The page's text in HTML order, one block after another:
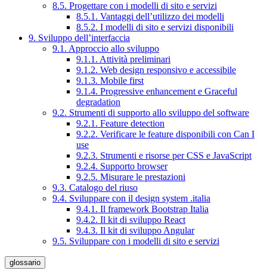
8.5. Progettare con i modelli di sito e servizi
8.5.1. Vantaggi dell’utilizzo dei modelli
8.5.2. I modelli di sito e servizi disponibili
9. Sviluppo dell’interfaccia
9.1. Approccio allo sviluppo
9.1.1. Attività preliminari
9.1.2. Web design responsivo e accessibile
9.1.3. Mobile first
9.1.4. Progressive enhancement e Graceful
degradation
9.2. Strumenti di supporto allo sviluppo del software
9.2.1. Feature detection
9.2.2. Verificare le feature disponibili con Can I
use
9.2.3. Strumenti e risorse per CSS e JavaScript
9.2.4. Supporto browser
9.2.5. Misurare le prestazioni
9.3. Catalogo del riuso
9.4. Sviluppare con il design system .italia
9.4.1. Il framework Bootstrap Italia
9.4.2. Il kit di sviluppo React
9.4.3. Il kit di sviluppo Angular
9.5. Sviluppare con i modelli di sito e servizi
glossario